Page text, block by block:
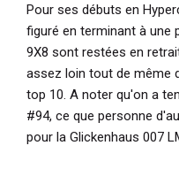
Pour ses débuts en
figuré en terminant à une
9X8 sont restées en
assez loin tout de même
top 10. A noter qu'on a
#94, ce que personne
pour la Glickenhaus 007